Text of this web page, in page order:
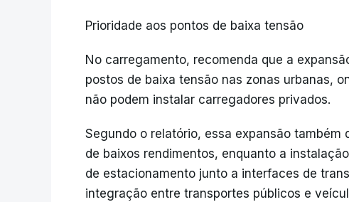
Prioridade aos pontos de baixa tensão
No carregamento, recomenda que a
postos de baixa tensão nas zonas urbanas,
não podem instalar carregadores privados.
Segundo o relatório, essa expansão
de baixos rendimentos, enquanto a
de estacionamento junto a interfaces de
integração entre transportes públicos e